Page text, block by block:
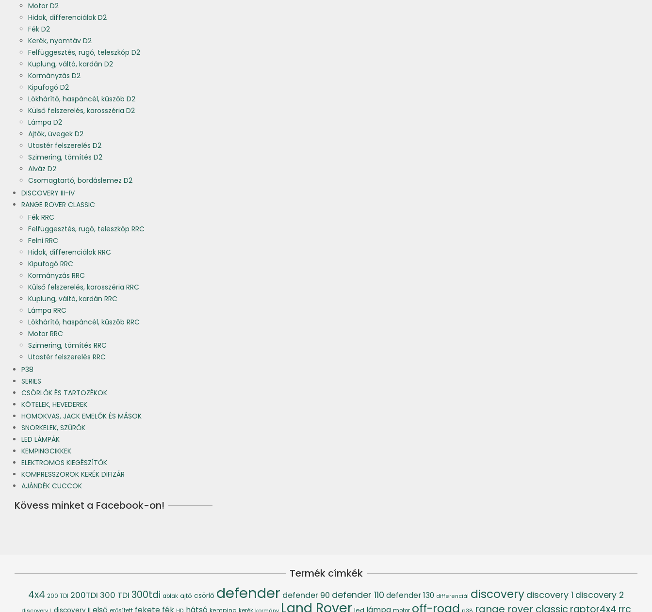
Motor D2
Hidak, differenciálok D2
Fék D2
Kerék, nyomtáv D2
Felfüggesztés, rugó, teleszkóp D2
Kuplung, váltó, kardán D2
Kormányzás D2
Kipufogó D2
Lökhárító, haspáncél, küszöb D2
Külső felszerelés, karosszéria D2
Lámpa D2
Ajtók, üvegek D2
Utastér felszerelés D2
Szimering, tömítés D2
Alváz D2
Csomagtartó, bordáslemez D2
DISCOVERY III-IV
RANGE ROVER CLASSIC
Fék RRC
Felfüggesztés, rugó, teleszkóp RRC
Felni RRC
Hidak, differenciálok RRC
Kipufogó RRC
Kormányzás RRC
Külső felszerelés, karosszéria RRC
Kuplung, váltó, kardán RRC
Lámpa RRC
Lökhárító, haspáncél, küszöb RRC
Motor RRC
Szimering, tömítés RRC
Utastér felszerelés RRC
P38
SERIES
CSÖRLŐK ÉS TARTOZÉKOK
KÖTELEK, HEVEDEREK
HOMOKVAS, JACK EMELŐK ÉS MÁSOK
SNORKELEK, SZŰRŐK
LED LÁMPÁK
KEMPINGCIKKEK
ELEKTROMOS KIEGÉSZÍTŐK
KOMPRESSZOROK KERÉK DIFIZÁR
AJÁNDÉK CUCCOK
Kövess minket a Facebook-on!
Termék címkék
4x4 200 TDI 200TDI 300 TDI 300tdi ablak ajtó csörlő defender defender 90 defender 110 defender 130 differenciál discovery discovery 1 discovery 2
első fekete kemping Land Rover off-road range rover classic raptor4x4 rrc